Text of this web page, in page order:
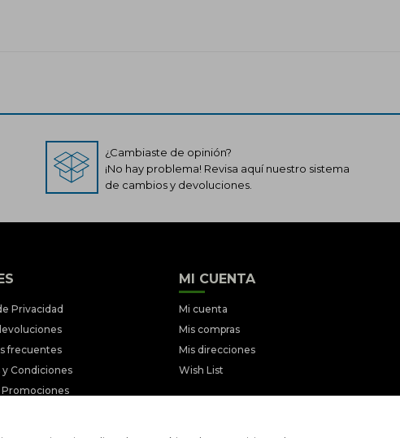
¿Cambiaste de opinión?
¡No hay problema! Revisa aquí nuestro sistema
de cambios y devoluciones.
Privacidad
frecuentes
Condiciones
Promociones
MI CUENTA
Mi cuenta
Mis compras
Mis direcciones
Wish List